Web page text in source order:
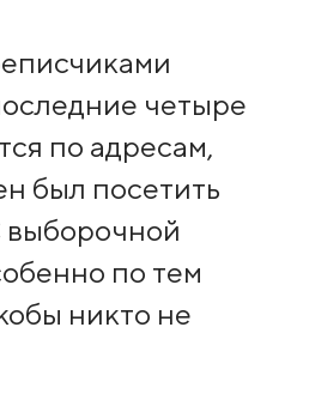
четыре
по адресам,
был посетить
по тем
никто не